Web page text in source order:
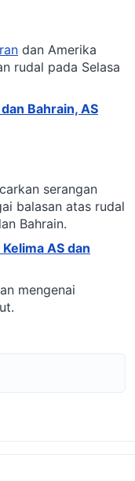
dan Amerika
rudal pada Selasa
Bahrain, AS
serangan
balasan atas rudal
Bahrain.
AS dan
mengenai